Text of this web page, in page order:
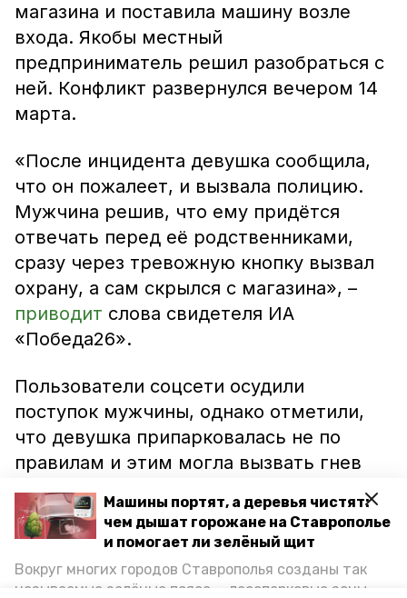
Машины портят, а деревья чистят:
чем дышат горожане на Ставрополье
и помогает ли зелёный щит
Вокруг многих городов Ставрополья созданы так
называемые зелёные пояса — лесопарковые зоны,
магазина и поставила машину возле
входа. Якобы местный
предприниматель решил разобраться с
ней. Конфликт развернулся вечером 14
марта.
«После инцидента девушка сообщила,
что он пожалеет, и вызвала полицию.
Мужчина решив, что ему придётся
отвечать перед её родственниками,
сразу через тревожную кнопку вызвал
охрану, а сам скрылся с магазина», –
приводит слова свидетеля ИА
«Победа26».
Пользователи соцсети осудили
поступок мужчины, однако отметили,
что девушка припарковалась не по
правилам и этим могла вызвать гнев
неизвестного.
В ГУ МВД России по Ставропольскому
краю сообщили, что по факту
случившегося проводят проверку.